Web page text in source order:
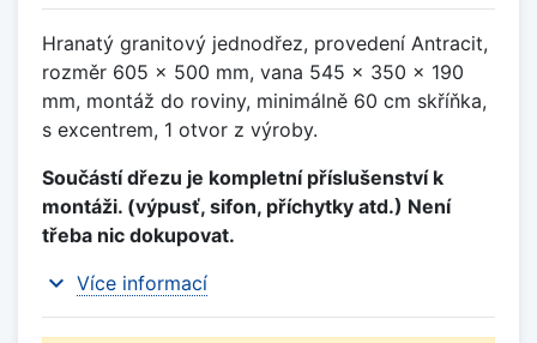
Hranatý granitový jednodřez, provedení Antracit,
rozměr 605 x 500 mm, vana 545 x 350 x 190
mm, montáž do roviny, minimálně 60 cm skříňka,
s excentrem, 1 otvor z výroby.
Součástí dřezu je kompletní příslušenství k
montáži. (výpusť, sifon, příchytky atd.) Není
třeba nic dokupovat.
expand_more Více informací